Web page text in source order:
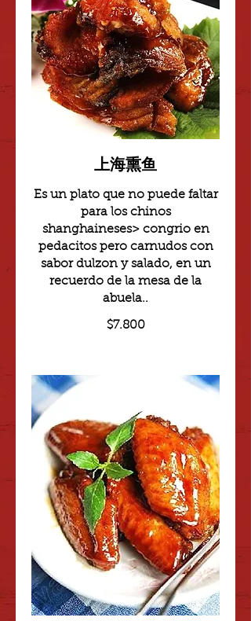
上海熏鱼
Es un plato que no puede faltar
para los chinos
shanghaineses> congrio en
pedacitos pero carnudos con
sabor dulzon y salado, en un
recuerdo de la mesa de la
abuela..
$7.800